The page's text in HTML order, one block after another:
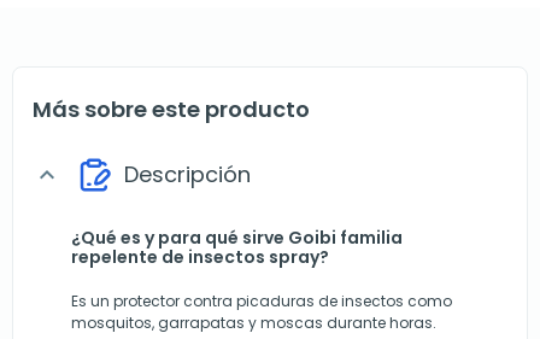
Más sobre este producto
expand_more Descripción
¿Qué es y para qué sirve Goibi familia
repelente de insectos spray?
Es un protector contra picaduras de insectos como
mosquitos, garrapatas y moscas durante horas.